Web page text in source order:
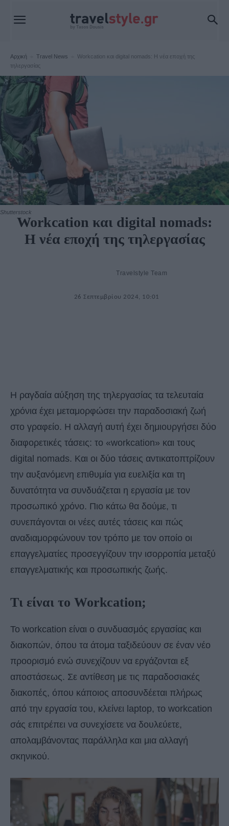
Αρχική Travel News
Workcation και digital nomads: Η νέα εποχή της
τηλεργασίας
Shutterstock
Travel News
Workcation και digital nomads:
Η νέα εποχή της τηλεργασίας
Travelstyle Team
26 Σεπτεμβρίου 2024, 10:01
Η ραγδαία αύξηση της τηλεργασίας τα τελευταία
χρόνια έχει μεταμορφώσει την παραδοσιακή ζωή
στο γραφείο. Η αλλαγή αυτή έχει δημιουργήσει δύο
διαφορετικές τάσεις: το «workcation» και τους
digital nomads. Και οι δύο τάσεις αντικατοπτρίζουν
την αυξανόμενη επιθυμία για ευελιξία και τη
δυνατότητα να συνδυάζεται η εργασία με τον
προσωπικό χρόνο. Πιο κάτω θα δούμε, τι
συνεπάγονται οι νέες αυτές τάσεις και πώς
αναδιαμορφώνουν τον τρόπο με τον οποίο οι
επαγγελματίες προσεγγίζουν την ισορροπία μεταξύ
επαγγελματικής και προσωπικής ζωής.
Τι είναι το Workcation;
Το workcation είναι ο συνδυασμός εργασίας και
διακοπών, όπου τα άτομα ταξιδεύουν σε έναν νέο
προορισμό ενώ συνεχίζουν να εργάζονται εξ
αποστάσεως. Σε αντίθεση με τις παραδοσιακές
διακοπές, όπου κάποιος αποσυνδέεται πλήρως
από την εργασία του, κλείνει laptop, το workcation
σάς επιτρέπει να συνεχίσετε να δουλεύετε,
απολαμβάνοντας παράλληλα και μια αλλαγή
σκηνικού.